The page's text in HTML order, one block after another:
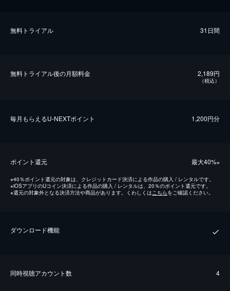
無料トライアル 31日間
無料トライアル後の⽉額料金 2,189円
（税込）
毎⽉もらえるU-NEXTポイント 1,200円分
ポイント還元 最⼤40%※
※40％ポイント還元の対象は、クレジットカード決済による作品の購入 / レンタルです。
※iOSアプリのUコイン決済による作品の購入 / レンタルは、20％のポイント還元です。
※還元の対象外となる決済方法や商品があります。くわしくは こちらをご確認ください。
ダウンロード機能
同時視聴アカウント数 4